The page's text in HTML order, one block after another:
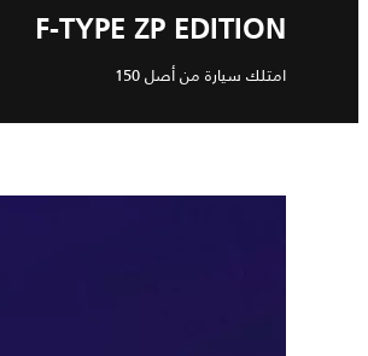
F-TYPE ZP EDITION
امتلك سيارة من أصل 150